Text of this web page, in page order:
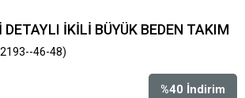
İKİLİ BÜYÜK BEDEN TAKIM
46-48)
%40 İndirim